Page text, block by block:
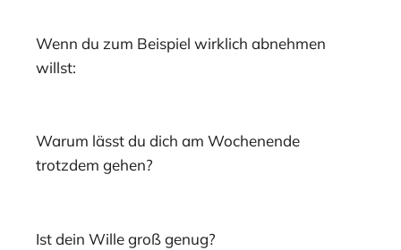
Wenn du zum Beispiel wirklich abnehmen
willst:
Warum lässt du dich am Wochenende
trotzdem gehen?
Ist dein Wille groß genug?